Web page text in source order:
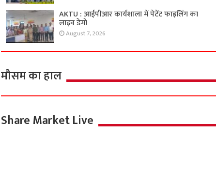
AKTU : आईपीआर कार्यशाला में पेटेंट फाइलिंग का
लाइव डेमो
August 7, 2026
मौसम का हाल
Share Market Live